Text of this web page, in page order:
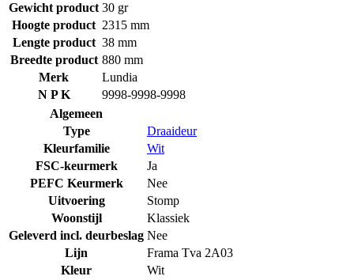
Gewicht product 30 gr
Hoogte product 2315 mm
Lengte product 38 mm
Breedte product 880 mm
Merk
Lundia
N P K
9998-9998-9998
Algemeen
Type
Draaideur
Kleurfamilie
Wit
FSC-keurmerk
Ja
PEFC Keurmerk
Nee
Uitvoering
Stomp
Woonstijl
Klassiek
Geleverd incl. deurbeslag Nee
Lijn
Frama Tva 2A03
Kleur
Wit